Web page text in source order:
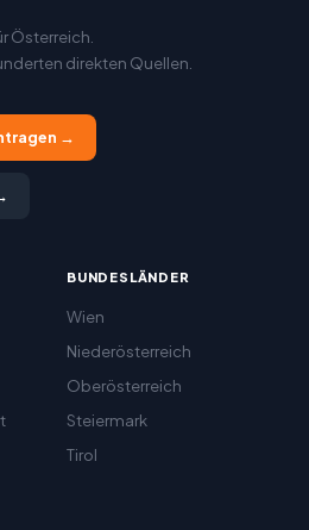
Österreich.
direkten Quellen.
→
BUNDESLÄNDER
Wien
Niederösterreich
Oberösterreich
Steiermark
Tirol